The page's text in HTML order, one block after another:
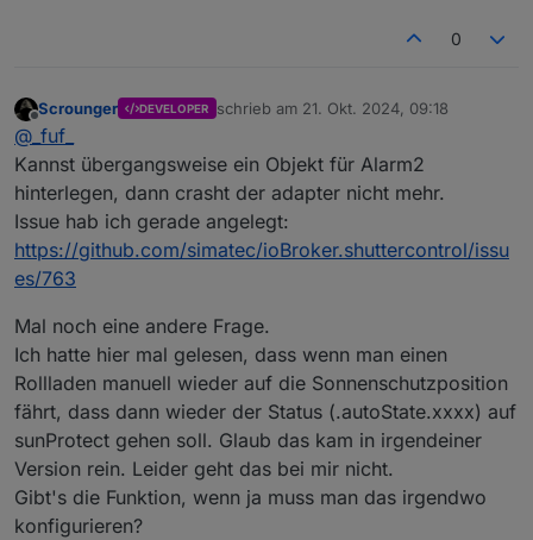
0
Offline
Scrounger DEVELOPER schrieb am 21. Okt. 2024, 09:18
zuletzt editiert von
@ _fuf_
Kannst übergangsweise ein Objekt für Alarm2
hinterlegen, dann crasht der adapter nicht mehr.
Issue hab ich gerade angelegt:
https://github.com/simatec/ioBroker.shuttercontrol/issu
es/763
Mal noch eine andere Frage.
Ich hatte hier mal gelesen, dass wenn man einen
Rollladen manuell wieder auf die Sonnenschutzposition
fährt, dass dann wieder der Status (.autoState.xxxx) auf
sunProtect gehen soll. Glaub das kam in irgendeiner
Version rein. Leider geht das bei mir nicht.
Gibt's die Funktion, wenn ja muss man das irgendwo
konfigurieren?